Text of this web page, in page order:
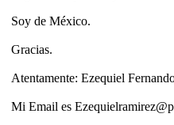
Soy de México.
Gracias.
Atentamente: Ezequiel
Mi Email es